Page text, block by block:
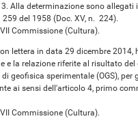
Alla determinazione sono allegati
del 1958 (Doc. XV, n. 224).
Commissione (Cultura).
lettera in data 29 dicembre 2014,
e la relazione riferite al risultato
sperimentale (OGS), per
ai sensi dell'articolo 4, primo
Commissione (Cultura).